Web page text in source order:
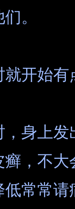
。
开始有
身上发
，不大
常常请